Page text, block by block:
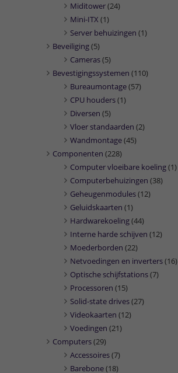
Miditower(24)
Mini-ITX (1)
Server behuizingen (1)
Beveiliging(5)
Cameras(5)
Bevestigingssystemen (110)
Bureaumontage(57)
CPU houders(1)
Diversen (5)
Vloer standaarden (2)
Wandmontage(45)
Componenten (228)
Computer vloeibare koeling(1)
Computerbehuizingen (38)
Geheugenmodules(12)
Geluidskaarten (1)
Hardwarekoeling(44)
Interne harde schijven (12)
Moederborden (22)
Netvoedingen en inverters(16)
Optische schijfstations(7)
Processoren (15)
Solid-state drives(27)
Videokaarten (12)
Voedingen (21)
Computers(29)
Accessoires(7)
Barebone(18)